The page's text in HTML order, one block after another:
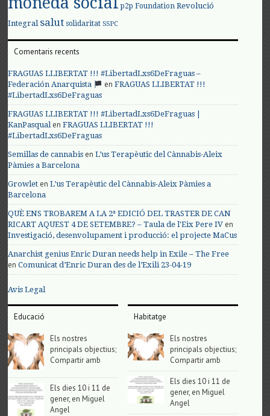
p2p Foundation Revolució
Integral salut solidaritat SSPC
Comentaris recents
FRAGUAS LLIBERTAT !!! #LibertadLxs6DeFraguas –
Federación Anarquista
enFRAGUAS LLIBERTAT !!!
#LibertadLxs6DeFraguas
FRAGUAS LLIBERTAT !!! #LibertadLxs6DeFraguas |
KanPasqualenFRAGUAS LLIBERTAT !!!
#LibertadLxs6DeFraguas
Semillas de cannabis enL’us Terapèutic del Cànnabis-Aleix
Pàmies a Barcelona
Growlet enL’us Terapèutic del Cànnabis-Aleix Pàmies a
Barcelona
QUÈ ENS TROBAREM A LA 2ª EDICIÓ DEL TRASTER DE CAN
RICART AQUEST 4 DE SETEMBRE? – Taula de l'Eix Pere IV en
Investigació, desenvolupament i producció: el projecte MaCus
Anarchist genius Enric Duran needs help in Exile – The Free
enComunicat d’Enric Duran des de l’Exili 23-04-19
Avis Legal
Educació
Els nostres
principals objectius;
Compartir amb
Els dies 10 i 11 de
gener, en Miguel
Angel
Habitatge
Els nostres
principals objectius;
Compartir amb
Els dies 10 i 11 de
gener, en Miguel
Angel